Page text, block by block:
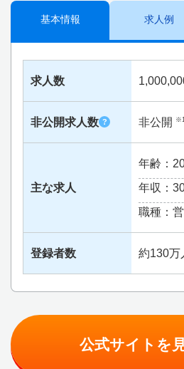
基本情報 求人例
求人数
非公開求人数 ? 非公開 ※1
主な求人
年齢：
年収：
職種：
登録者数 約130万
公式サイトを